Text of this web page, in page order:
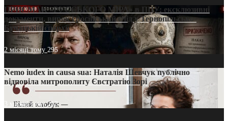
ПРИСМАК «РУССЬКОГО МІРА» в ПЦУ: ексклюзивні
документи, вирок і російський слід у Тернопільсько-
Бучацькій єпархії
2 місяці тому 295
Nemo iudex in causa sua: Наталія Шевчук публічно
відповіла митрополиту Євстратію Зорі
3 місяці тому213